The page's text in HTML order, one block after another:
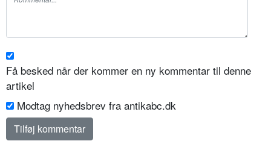
Få besked når der kommer en ny kommentar til denne
artikel
Modtag nyhedsbrev fra antikabc.dk